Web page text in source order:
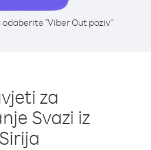
"Viber Out poziv"
za
Svazi iz
Sirija